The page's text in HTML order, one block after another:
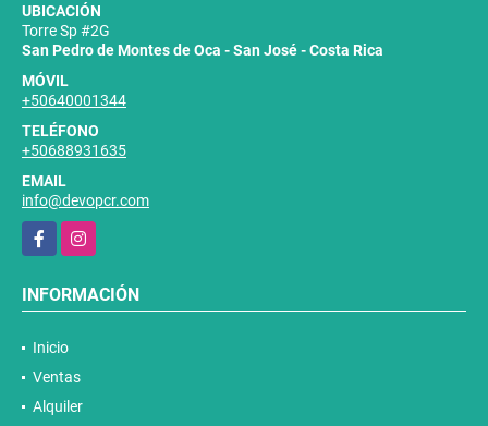
UBICACIÓN
Torre Sp #2G
San Pedro de Montes de Oca - San José - Costa Rica
MÓVIL
+50640001344
TELÉFONO
+50688931635
EMAIL
info@devopcr.com
FacebookInstagram
INFORMACIÓN
Inicio
Ventas
Alquiler